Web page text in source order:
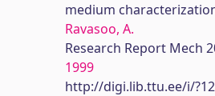
medium
Ravasoo, A.
Research Report Mech
1999
http://digi.lib.ttu.ee/i/